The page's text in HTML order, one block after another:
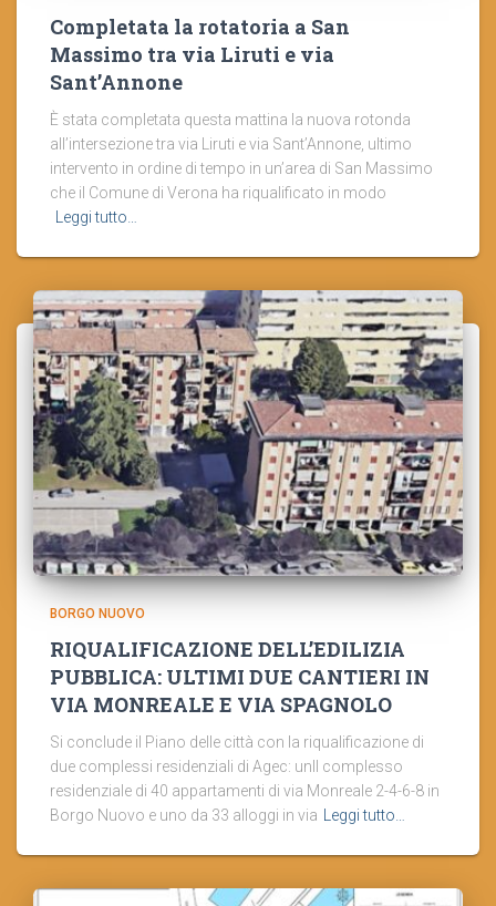
Completata la rotatoria a San
Massimo tra via Liruti e via
Sant’Annone
È stata completata questa mattina la nuova rotonda
all’intersezione tra via Liruti e via Sant’Annone, ultimo
intervento in ordine di tempo in un’area di San Massimo
che il Comune di Verona ha riqualificato in modo
Leggi tutto…
BORGO NUOVO
RIQUALIFICAZIONE DELL’EDILIZIA
PUBBLICA: ULTIMI DUE CANTIERI IN
VIA MONREALE E VIA SPAGNOLO
Si conclude il Piano delle città con la riqualificazione di
due complessi residenziali di Agec: unIl complesso
residenziale di 40 appartamenti di via Monreale 2-4-6-8 in
Borgo Nuovo e uno da 33 alloggi in via Leggi tutto…